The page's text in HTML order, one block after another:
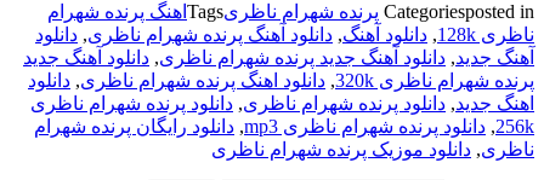
Categoriesposted in پرنده شهرام ناظریTags اهنگ پرنده شهرام
ناظری 128k
, دانلود آهنگ, دانلود آهنگ پرنده شهرام ناظری, دانلود
آهنگ جدید, دانلود آهنگ جدید پرنده شهرام ناظری, دانلود آهنگ جدید
پرنده شهرام ناظری 320k
, دانلود اهنگ پرنده شهرام ناظری, دانلود
اهنگ جدید, دانلود پرنده شهرام ناظری, دانلود پرنده شهرام ناظری
256k
, دانلود پرنده شهرام ناظری mp3 , دانلود رایگان پرنده شهرام
ناظری, دانلود موزیک پرنده شهرام ناظری